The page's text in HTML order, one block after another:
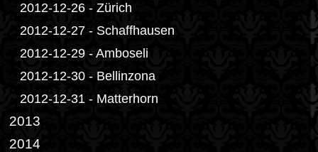
2012-12-26 - Zürich
2012-12-27 - Schaffhausen
2012-12-29 - Amboseli
2012-12-30 - Bellinzona
2012-12-31 - Matterhorn
2013
2014